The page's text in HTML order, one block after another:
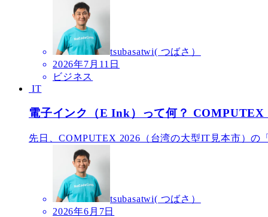
tsubasatwi( つばさ）
2026年7月11日
ビジネス
IT
電子インク（E Ink）って何？
先日、COMPUTEX 2026（台湾の大型IT見本市）
tsubasatwi( つばさ）
2026年6月7日